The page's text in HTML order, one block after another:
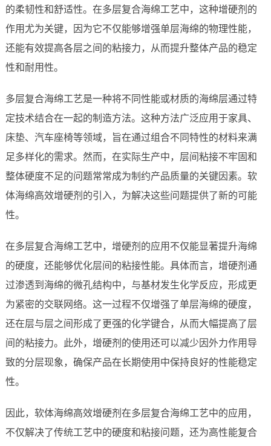
的柔韧性和舒适性。在多层复合海绵工艺中，这种增硬剂的
作用尤为关键，因为它不仅能够增强单层海绵的物理性能，
还能有效提高各层之间的粘接力，从而提升整体产品的稳定
性和耐用性。
多层复合海绵工艺是一种将不同性能或材质的海绵层通过特
定技术结合在一起的制造方法。这种方法广泛应用于家具、
床垫、汽车座椅等领域，旨在通过组合不同特性的材料来满
足多样化的需求。然而，在实际生产中，层间粘接不牢固和
整体硬度不足的问题常常成为制约产品质量的关键因素。软
体海绵高效增硬剂的引入，为解决这些问题提供了新的可能
性。
在多层复合海绵工艺中，增硬剂的应用不仅能显著提升海绵
的硬度，还能够优化层间的粘接性能。具体而言，增硬剂通
过渗透到海绵的微孔结构中，与基材发生化学反应，形成更
为紧密的交联网络。这一过程不仅增强了单层海绵的硬度，
还在层与层之间形成了更强的化学键合，从而大幅提高了层
间的粘接力。此外，增硬剂的使用还可以减少因外力作用导
致的分层现象，确保产品在长期使用中保持良好的性能稳定
性。
因此，软体海绵高效增硬剂在多层复合海绵工艺中的应用，
不仅解决了传统工艺中的硬度和粘接问题，还为高性能复合